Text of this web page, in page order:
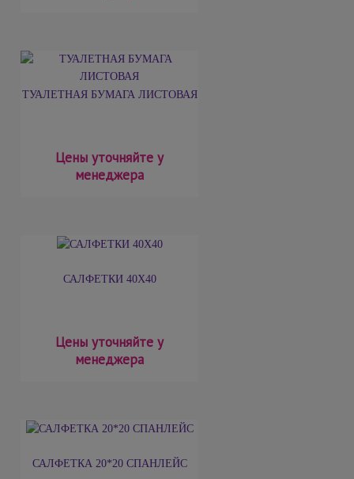
ТУАЛЕТНАЯ БУМАГА ЛИСТОВАЯ
Цены уточняйте у
менеджера
САЛФЕТКИ 40Х40
Цены уточняйте у
менеджера
САЛФЕТКА 20*20 СПАНЛЕЙС